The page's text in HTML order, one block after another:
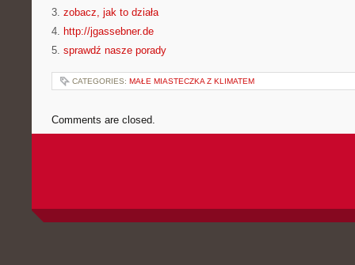
3. zobacz, jak to działa
4. http://jgassebner.de
5. sprawdź nasze porady
CATEGORIES: MAŁE MIASTECZKA Z KLIMATEM
Comments are closed.